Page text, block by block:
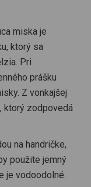
späť do jemno
zo siedmich
alebo vývojové
fyzickej
tvoria
závislá od
je počet vibrácií
(Hz). 432 Hz je
sa prelína v prírode,
v celom vesmíre.
tak ďalej bola
A (=A4)
stupnici 432 Hz sú
miska je
ktorý sa
Pri
prášku
Z vonkajšej
ktorý zodpovedá
na handričke,
použite jemný
je vodoodolné.